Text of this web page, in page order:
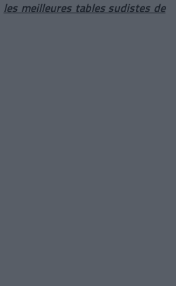
les meilleures tables sudistes de